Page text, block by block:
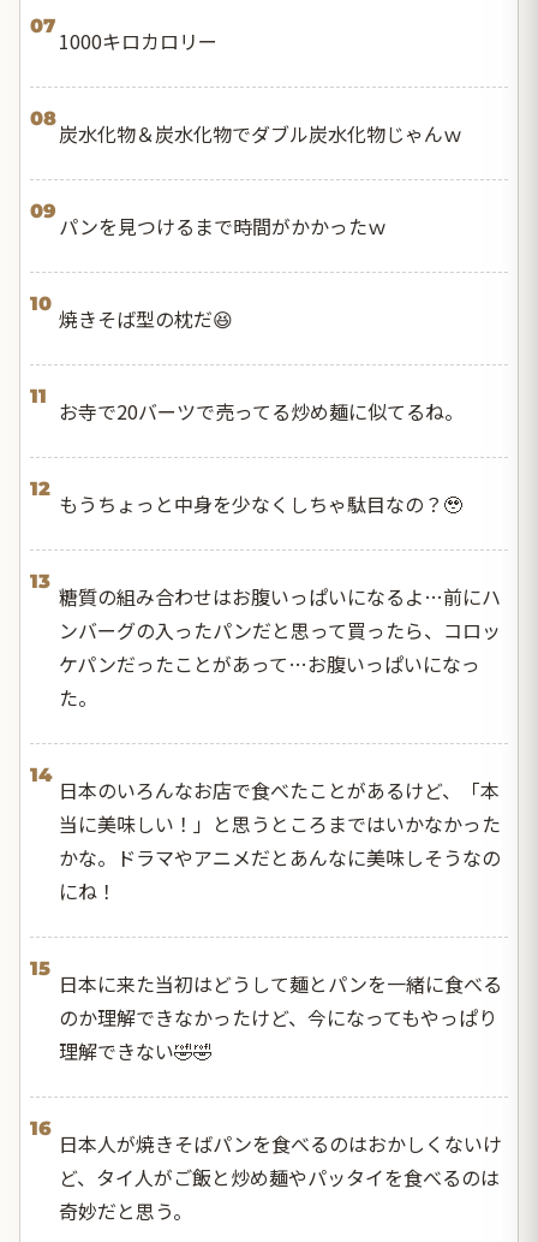
07
1000キロカロリー
08
炭水化物＆炭水化物でダブル炭水化物じゃんｗ
09
パンを見つけるまで時間がかかったｗ
10
焼きそば型の枕だ😆
11
お寺で20バーツで売ってる炒め麺に似てるね。
12
もうちょっと中身を少なくしちゃ駄目なの？🥹
13
糖質の組み合わせはお腹いっぱいになるよ…前にハ
ンバーグの入ったパンだと思って買ったら、コロッ
ケパンだったことがあって…お腹いっぱいになっ
た。
14
日本のいろんなお店で食べたことがあるけど、「本
当に美味しい！」と思うところまではいかなかった
かな。ドラマやアニメだとあんなに美味しそうなの
にね！
15
日本に来た当初はどうして麺とパンを一緒に食べる
のか理解できなかったけど、今になってもやっぱり
理解できない🤣🤣
16
日本人が焼きそばパンを食べるのはおかしくないけ
ど、タイ人がご飯と炒め麺やパッタイを食べるのは
奇妙だと思う。